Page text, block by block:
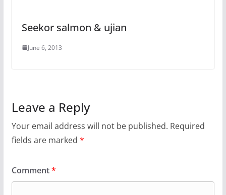
Seekor salmon & ujian
June 6, 2013
Leave a Reply
Your email address will not be published. Required
fields are marked *
Comment*